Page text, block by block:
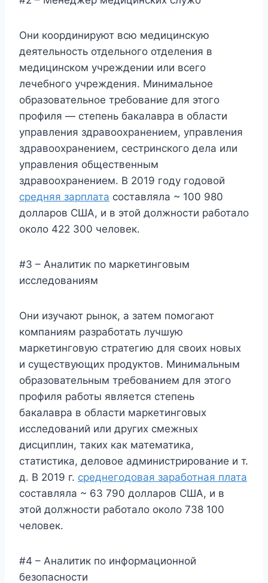
Они координируют всю медицинскую
деятельность отдельного отделения в
медицинском учреждении или всего
лечебного учреждения. Минимальное
образовательное требование для этого
профиля — степень бакалавра в области
управления здравоохранением, управления
здравоохранением, сестринского дела или
управления общественным
здравоохранением. В 2019 году годовой
средняя зарплата составляла ~ 100 980
долларов США, и в этой должности работало
около 422 300 человек.
#3 – Аналитик по маркетинговым
исследованиям
Они изучают рынок, а затем помогают
компаниям разработать лучшую
маркетинговую стратегию для своих новых
и существующих продуктов. Минимальным
образовательным требованием для этого
профиля работы является степень
бакалавра в области маркетинговых
исследований или других смежных
дисциплин, таких как математика,
статистика, деловое администрирование и т.
д. В 2019 г. среднегодовая заработная плата
составляла ~ 63 790 долларов США, и в
этой должности работало около 738 100
человек.
#4 – Аналитик по информационной
безопасности